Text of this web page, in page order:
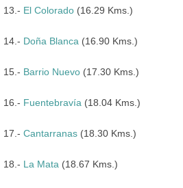
13.- El Colorado (16.29 Kms.)
14.- Doña Blanca (16.90 Kms.)
15.- Barrio Nuevo (17.30 Kms.)
16.- Fuentebravía (18.04 Kms.)
17.- Cantarranas (18.30 Kms.)
18.- La Mata (18.67 Kms.)